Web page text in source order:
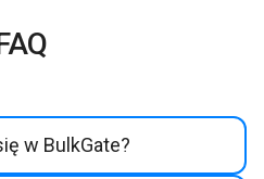
w BulkGate?